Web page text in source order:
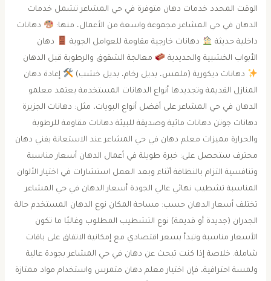
الوقت المحدد خدمات دهان متوفرة في حي المشاعر تشمل خدمات
الدهان في حي المشاعر مجموعة واسعة من الأعمال، منها:
دهانات
داخلية حديثة
دهانات خارجية مقاومة للعوامل الجوية
دهان
الأبواب الخشبية والحديدية
معالجة الشقوق والرطوبة قبل الدهان
دهانات ديكورية (ملمس، بديل رخام، بديل خشب)
إعادة دهان
المنازل القديمة وتجديدها أنواع الدهانات المستخدمة يعتمد معلمو
الدهان في حي المشاعر على أفضل أنواع البويات، مثل: دهانات الجزيرة
دهانات جوتن دهانات مائية وصديقة للبيئة دهانات مقاومة للرطوبة
والحرارة مميزات معلم دهان في حي المشاعر عند الاستعانة بفني دهان
محترف ستحصل على: خبرة طويلة في أعمال الدهان أسعار مناسبة
وتنافسية التزام بالنظافة أثناء وبعد العمل استشارات في اختيار الألوان
المناسبة تشطيب نهائي عالي الجودة أسعار الدهان في حي المشاعر
تختلف أسعار الدهان حسب: مساحة المكان نوع الدهان المستخدم حالة
الجدران (جديدة أو قديمة) نوع التشطيب المطلوب وغالبًا ما تكون
الأسعار مناسبة وتبدأ بسعر اقتصادي مع إمكانية الاتفاق على باقات
شاملة. خلاصة إذا كنت تبحث عن دهان في حي المشاعر بجودة عالية
ولمسة احترافية، فإن اختيار معلم دهان متمرس واستخدام مواد ممتازة